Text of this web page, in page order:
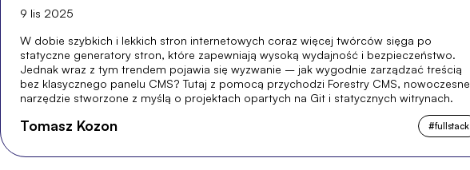
9 lis 2025
W dobie szybkich i lekkich stron internetowych coraz więcej twórców sięga po
statyczne generatory stron, które zapewniają wysoką wydajność i bezpieczeństwo.
Jednak wraz z tym trendem pojawia się wyzwanie – jak wygodnie zarządzać treścią
bez klasycznego panelu CMS? Tutaj z pomocą przychodzi Forestry CMS, nowoczesne
narzędzie stworzone z myślą o projektach opartych na Git i statycznych witrynach.
Tomasz Kozon #fullstack